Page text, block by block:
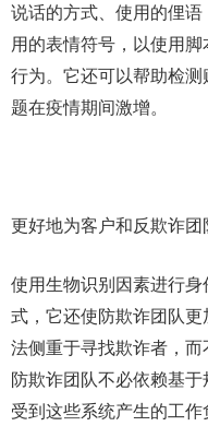
说话的方式、使用的俚
用的表情符号，以使用
行为。它还可以帮助检
题在疫情期间激增。
更好地为客户和反欺诈团
使用生物识别因素进行
式，它还使防欺​​诈团队
法侧重于寻找欺诈者，
防欺诈团队不必依赖基
受到这些系统产生的工作